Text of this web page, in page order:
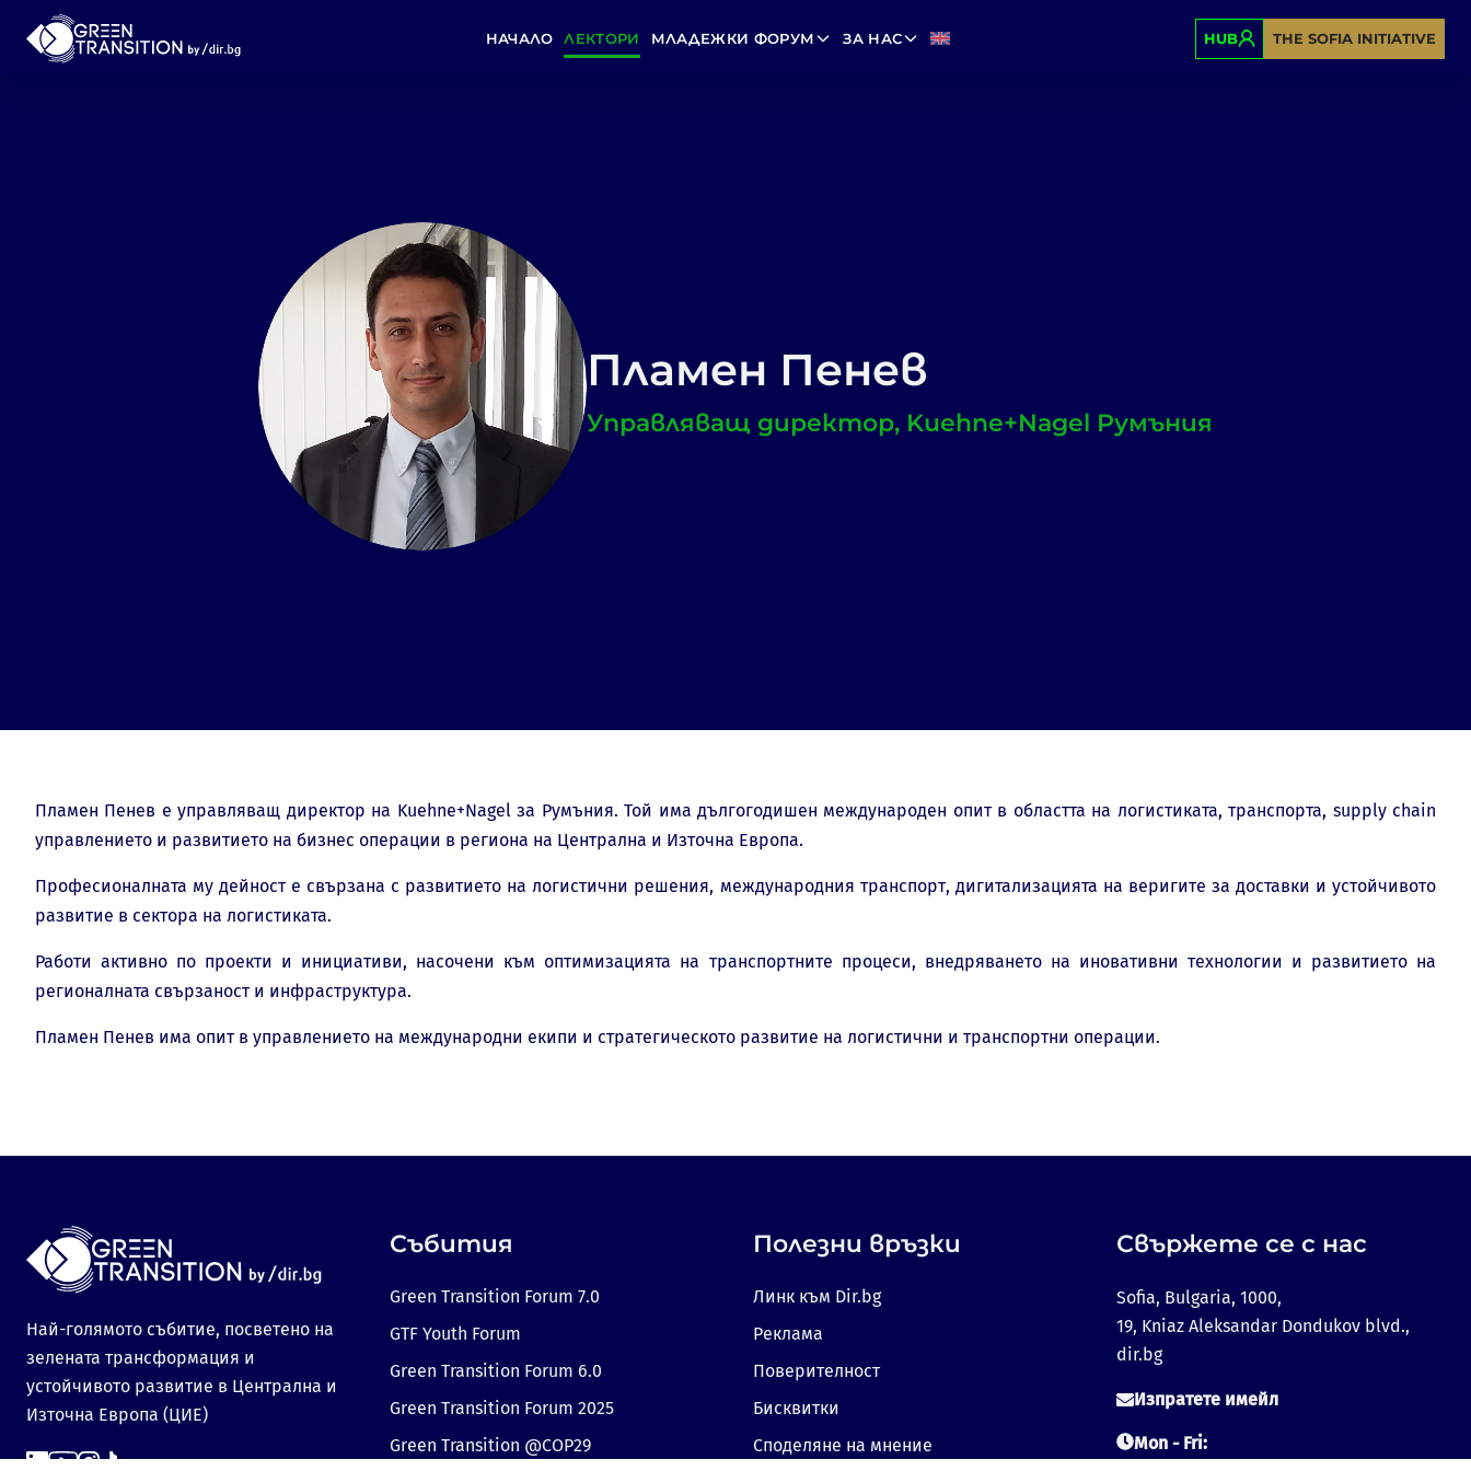
НАЧАЛО ЛЕКТОРИ МЛАДЕЖКИ ФОРУМ ЗА НАС HUB THE SOFIA INITIATIVE
Пламен Пенев
Управляващ директор, Kuehne+Nagel Румъния
Пламен Пенев е управляващ директор на Kuehne+Nagel за Румъния. Той има дългогодишен международен опит в областта на логистиката, транспорта, supply chain
управлението и развитието на бизнес операции в региона на Централна и Източна Европа.
Професионалната му дейност е свързана с развитието на логистични решения, международния транспорт, дигитализацията на веригите за доставки и устойчивото
развитие в сектора на логистиката.
Работи активно по проекти и инициативи, насочени към оптимизацията на транспортните процеси, внедряването на иновативни технологии и развитието на
регионалната свързаност и инфраструктура.
Пламен Пенев има опит в управлението на международни екипи и стратегическото развитие на логистични и транспортни операции.
Най-голямото събитие, посветено на
зелената трансформация и
устойчивото развитие в Централна и
Източна Европа (ЦИЕ)
Събития
Green Transition Forum 7.0
GTF Youth Forum
Green Transition Forum 6.0
Green Transition Forum 2025
Green Transition @COP29
Полезни връзки
Линк към Dir.bg
Реклама
Поверителност
Бисквитки
Споделяне на мнение
Свържете се с нас
Sofia, Bulgaria, 1000,
19, Kniaz Aleksandar Dondukov blvd.,
dir.bg
Изпратете имейл
Mon - Fri: